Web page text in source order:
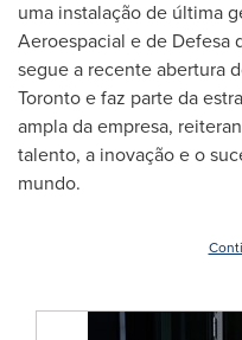
uma instalação de última
Aeroespacial e de Defesa
segue a recente abertura
Torontoe faz parte da
ampla da empresa,
talento, a inovação e o
mundo.